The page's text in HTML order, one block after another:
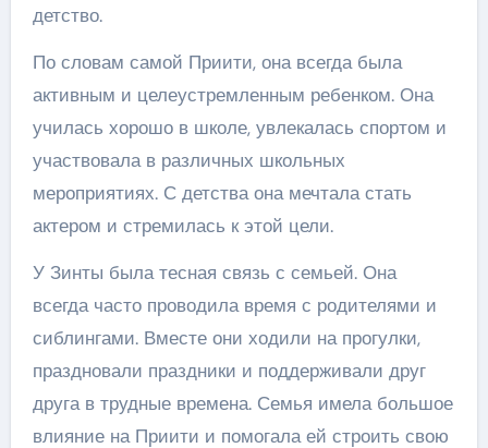
детство.
По словам самой Приити, она всегда была
активным и целеустремленным ребенком. Она
училась хорошо в школе, увлекалась спортом и
участвовала в различных школьных
мероприятиях. С детства она мечтала стать
актером и стремилась к этой цели.
У Зинты была тесная связь с семьей. Она
всегда часто проводила время с родителями и
сиблингами. Вместе они ходили на прогулки,
праздновали праздники и поддерживали друг
друга в трудные времена. Семья имела большое
влияние на Приити и помогала ей строить свою